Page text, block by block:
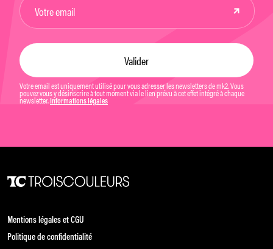
Votre email est uniquement utilisé pour vous adresser les newsletters de mk2. Vous
pouvez vous y désinscrire à tout moment via le lien prévu à cet effet intégré à chaque
newsletter.Informations légales
Mentions légales et CGU
Politique de confidentialité